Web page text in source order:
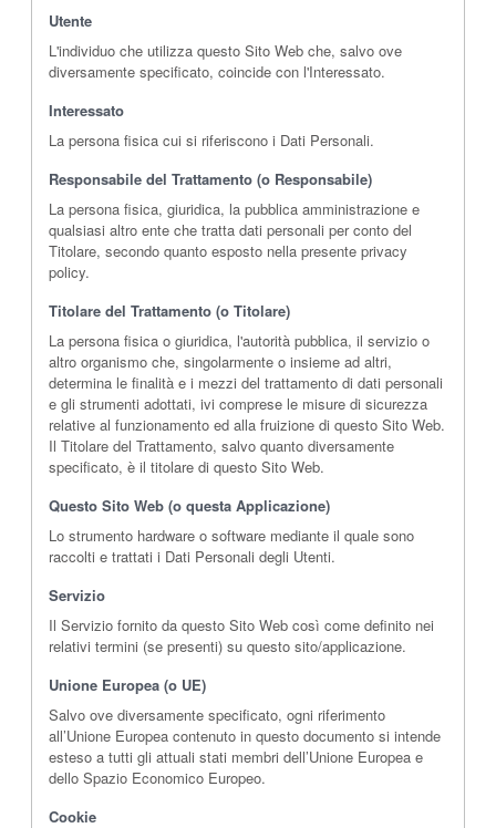
Utente
L'individuo che utilizza questo Sito Web che, salvo ove
diversamente specificato, coincide con l'Interessato.
Interessato
La persona fisica cui si riferiscono i Dati Personali.
Responsabile del Trattamento (o Responsabile)
La persona fisica, giuridica, la pubblica amministrazione e
qualsiasi altro ente che tratta dati personali per conto del
Titolare, secondo quanto esposto nella presente privacy
policy.
Titolare del Trattamento (o Titolare)
La persona fisica o giuridica, l'autorità pubblica, il servizio o
altro organismo che, singolarmente o insieme ad altri,
determina le finalità e i mezzi del trattamento di dati personali
e gli strumenti adottati, ivi comprese le misure di sicurezza
relative al funzionamento ed alla fruizione di questo Sito Web.
Il Titolare del Trattamento, salvo quanto diversamente
specificato, è il titolare di questo Sito Web.
Questo Sito Web (o questa Applicazione)
Lo strumento hardware o software mediante il quale sono
raccolti e trattati i Dati Personali degli Utenti.
Servizio
Il Servizio fornito da questo Sito Web così come definito nei
relativi termini (se presenti) su questo sito/applicazione.
Unione Europea (o UE)
Salvo ove diversamente specificato, ogni riferimento
all’Unione Europea contenuto in questo documento si intende
esteso a tutti gli attuali stati membri dell’Unione Europea e
dello Spazio Economico Europeo.
Cookie